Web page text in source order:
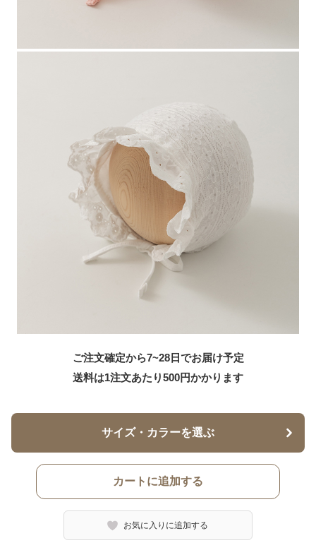
ご注文確定から7~28日でお届け予定
送料は1注文あたり500円かかります
サイズ・カラーを選ぶ
カートに追加する
お気に入りに追加する